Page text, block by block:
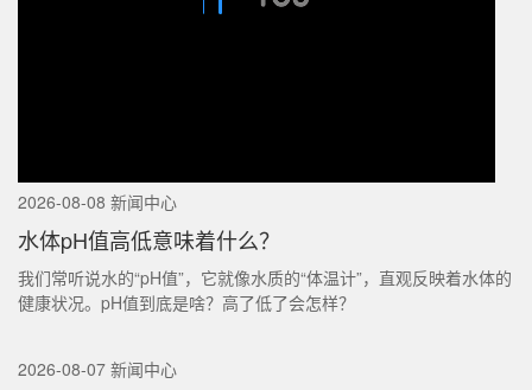
2026-08-08 新闻中心
水体pH值高低意味着什么？
我们常听说水的“pH值”，它就像水质的“体温计”，直观反映着水体的
健康状况。pH值到底是啥？高了低了会怎样？
2026-08-07 新闻中心